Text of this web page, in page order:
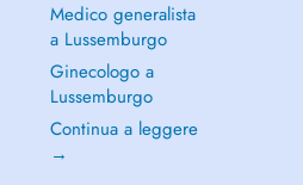
Medico generalista
a Lussemburgo
Ginecologo a
Lussemburgo
Continua a leggere
→